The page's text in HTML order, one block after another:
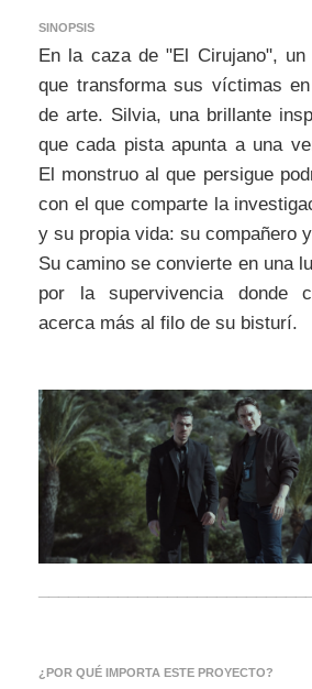
SINOPSIS
En la caza de "El Cirujano",
que transforma sus víctimas
de arte. Silvia, una brillante
que cada pista apunta a una
El monstruo al que persigue
con el que comparte la
y su propia vida: su compañero
Su camino se convierte en una
por la supervivencia donde
acerca más al filo de su bisturí.
¿POR QUÉ IMPORTA ESTE PROYECTO?